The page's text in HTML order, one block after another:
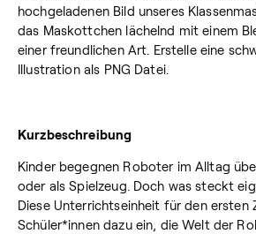
hochgeladenen Bild unseres
das Maskottchen lächelnd mit einem
einer freundlichen Art. Erstelle eine
Illustration als PNG Datei.
Kurzbeschreibung
Kinder begegnen Roboter im Alltag
oder als Spielzeug. Doch was steckt
Diese Unterrichtseinheit für den ersten
Schüler*innen dazu ein, die Welt der